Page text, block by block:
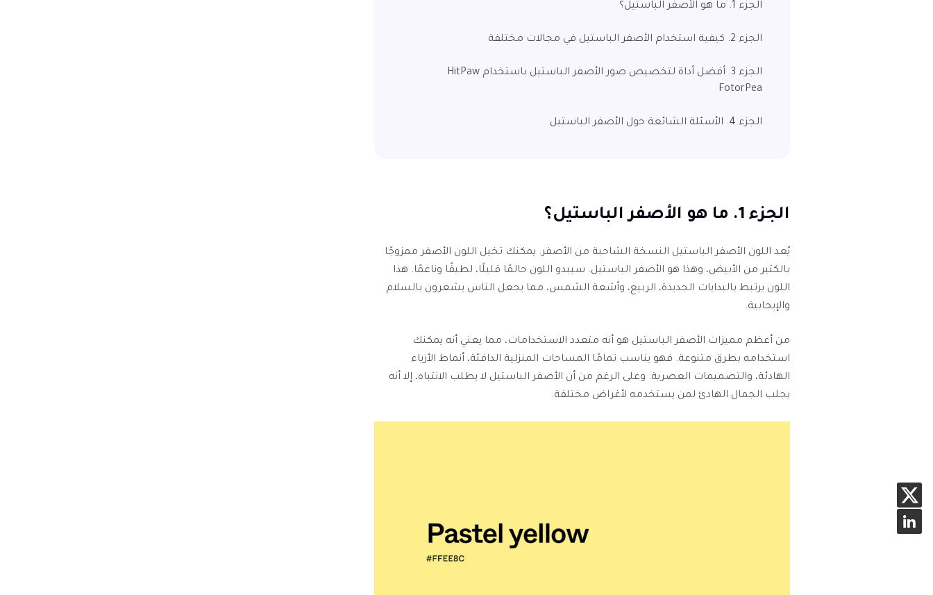
الجزء 1. ما هو الأصفر الباستيل؟
الجزء 2. كيفية استخدام الأصفر الباستيل في مجالات مختلفة
الجزء 3. أفضل أداة لتخصيص صور الأصفر الباستيل باستخدام HitPaw
FotorPea
الجزء 4. الأسئلة الشائعة حول الأصفر الباستيل
الجزء 1. ما هو الأصفر الباستيل؟
يُعد اللون الأصفر الباستيل النسخة الشاحبة من الأصفر. يمكنك تخيل اللون الأصفر ممزوجًا
بالكثير من الأبيض، وهذا هو الأصفر الباستيل. سيبدو اللون حالمًا قليلًا، لطيفًا وناعمًا. هذا
اللون يرتبط بالبدايات الجديدة، الربيع، وأشعة الشمس، مما يجعل الناس يشعرون بالسلام
والإيجابية.
من أعظم مميزات الأصفر الباستيل هو أنه متعدد الاستخدامات، مما يعني أنه يمكنك
استخدامه بطرق متنوعة. فهو يناسب تمامًا المساحات المنزلية الدافئة، أنماط الأزياء
الهادئة، والتصميمات العصرية. وعلى الرغم من أن الأصفر الباستيل لا يطلب الانتباه، إلا أنه
يجلب الجمال الهادئ لمن يستخدمه لأغراض مختلفة.